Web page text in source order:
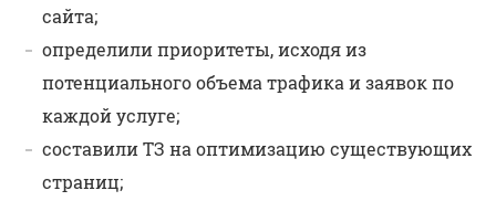
сайта;
определили приоритеты, исходя из
потенциального объема трафика и заявок по
каждой услуге;
составили ТЗ на оптимизацию существующих
страниц;